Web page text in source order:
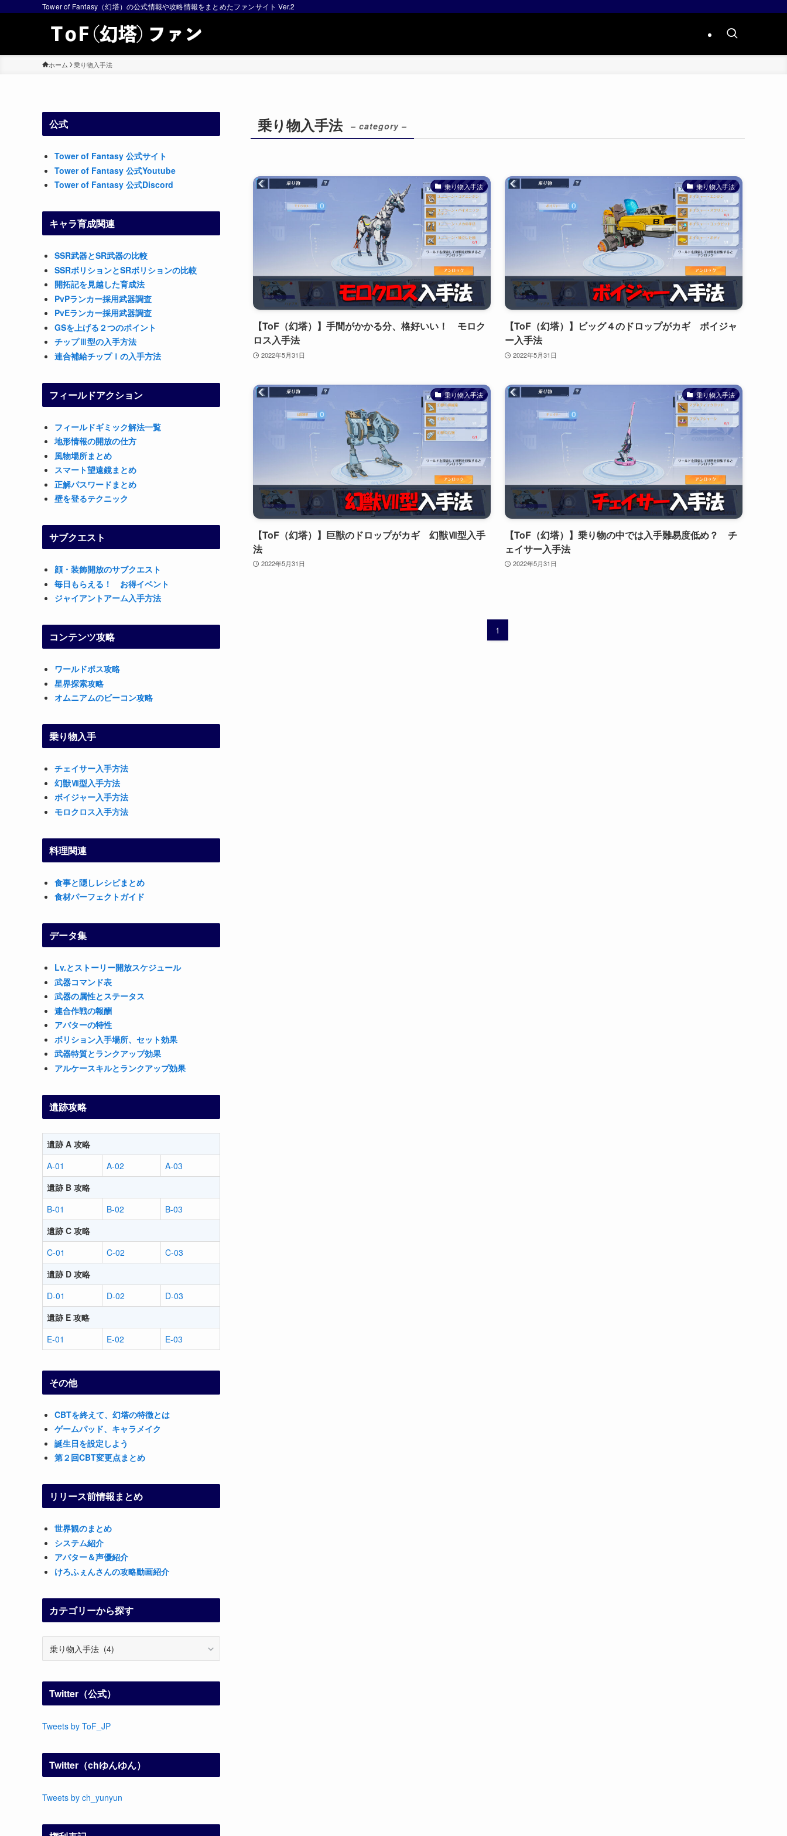
Tower of Fantasy（幻塔）の公式情報や攻略情報をまとめたファンサイト Ver.2
ホーム 乗り物入手法
乗り物入手法 – category –
乗り物入手法
【ToF（幻塔）】手間がかかる分、格好いい！ モロク
ロス入手法
2022年5月31日
乗り物入手法
【ToF（幻塔）】ビッグ４のドロップがカギ ボイジャ
ー入手法
2022年5月31日
乗り物入手法
【ToF（幻塔）】巨獣のドロップがカギ 幻獣Ⅶ型入手
法
2022年5月31日
乗り物入手法
【ToF（幻塔）】乗り物の中では入手難易度低め？ チ
ェイサー入手法
2022年5月31日
1
公式
Tower of Fantasy 公式サイト
Tower of Fantasy 公式Youtube
Tower of Fantasy 公式Discord
キャラ育成関連
SSR武器とSR武器の比較
SSRボリションとSRボリションの比較
開拓記を見越した育成法
PvPランカー採用武器調査
PvEランカー採用武器調査
GSを上げる２つのポイント
チップⅢ型の入手方法
連合補給チップⅠの入手方法
フィールドアクション
フィールドギミック解法一覧
地形情報の開放の仕方
風物場所まとめ
スマート望遠鏡まとめ
正解パスワードまとめ
壁を登るテクニック
サブクエスト
顔・装飾開放のサブクエスト
毎日もらえる！ お得イベント
ジャイアントアーム入手方法
コンテンツ攻略
ワールドボス攻略
星界探索攻略
オムニアムのビーコン攻略
乗り物入手
チェイサー入手方法
幻獣Ⅶ型入手方法
ボイジャー入手方法
モロクロス入手方法
料理関連
食事と隠しレシピまとめ
食材パーフェクトガイド
データ集
Lv.とストーリー開放スケジュール
武器コマンド表
武器の属性とステータス
連合作戦の報酬
アバターの特性
ボリション入手場所、セット効果
武器特質とランクアップ効果
アルケースキルとランクアップ効果
遺跡攻略
遺跡 A 攻略
A-01
A-02
A-03
遺跡 B 攻略
B-01
B-02
B-03
遺跡 C 攻略
C-01
C-02
C-03
遺跡 D 攻略
D-01
D-02
D-03
遺跡 E 攻略
E-01
E-02 E-03
その他
CBTを終えて、幻塔の特徴とは
ゲームパッド、キャラメイク
誕生日を設定しよう
第２回CBT変更点まとめ
リリース前情報まとめ
世界観のまとめ
システム紹介
アバター＆声優紹介
けろふぇんさんの攻略動画紹介
カテゴリーから探す
リ
ー
か
探
Twitter（公式）
Tweets by ToF_JP
Twitter（chゆんゆん）
Tweets by ch_yunyun